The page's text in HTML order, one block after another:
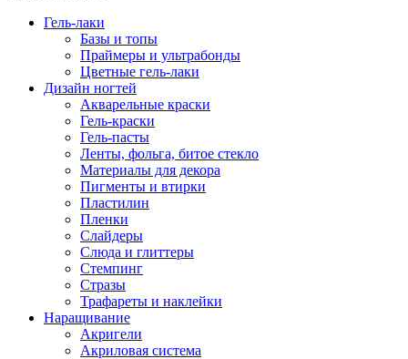
Гель-лаки
Базы и топы
Праймеры и ультрабонды
Цветные гель-лаки
Дизайн ногтей
Акварельные краски
Гель-краски
Гель-пасты
Ленты, фольга, битое стекло
Материалы для декора
Пигменты и втирки
Пластилин
Пленки
Слайдеры
Слюда и глиттеры
Стемпинг
Стразы
Трафареты и наклейки
Наращивание
Акригели
Акриловая система